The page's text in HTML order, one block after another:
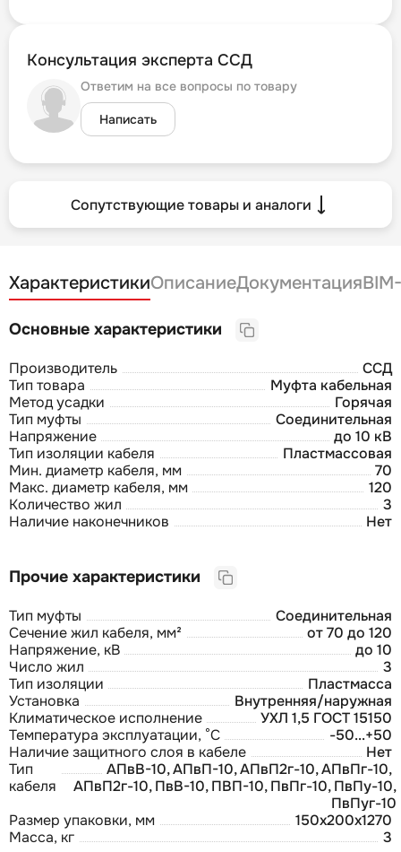
Консультация эксперта ССД
Ответим на все вопросы по товару
Написать
Сопутствующие товары и аналоги
ХарактеристикиОписаниеДокументация
Основные характеристики
Производитель
ССД
Тип товара
Муфта кабельная
Метод усадки
Горячая
Тип муфты
Соединительная
Напряжение
до 10 кВ
Тип изоляции кабеля
Пластмассовая
Мин. диаметр кабеля, мм
70
Макс. диаметр кабеля, мм
120
Количество жил
3
Наличие наконечников
Нет
Прочие характеристики
Тип муфты
Соединительная
Сечение жил кабеля, мм²
от 70 до 120
Напряжение, кВ
до 10
Число жил
3
Тип изоляции
Пластмасса
Установка
Внутренняя/наружная
Климатическое исполнение
УХЛ 1,5 ГОСТ 15150
Температура эксплуатации, °С
-50...+50
Наличие защитного слоя в кабеле
Нет
Тип
кабеля
АПвВ-10, АПвП-10, АПвП2г-10, АПвПг-10,
АПвП2г-10, ПвВ-10, ПВП-10, ПвПг-10, ПвПу-10,
ПвПуг-10
Размер упаковки, мм
150x200x1270
Масса, кг
3